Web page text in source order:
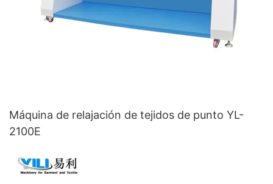
Máquina de relajación de tejidos de punto YL-
2100E